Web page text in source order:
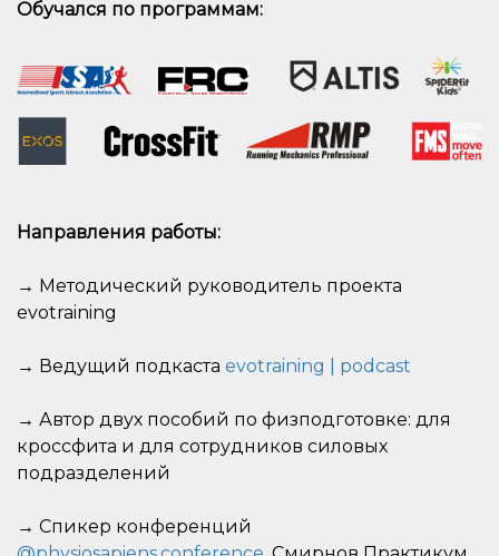
Обучался по программам:
Направления работы:
→ Методический руководитель проекта
evotraining
→ Ведущий подкаста evotraining | podcast
→ Автор двух пособий по физподготовке: для
кроссфита и для сотрудников силовых
подразделений
→ Cпикер конференций